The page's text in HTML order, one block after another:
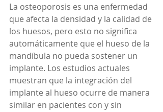
La osteoporosis es una enfermedad
que afecta la densidad y la calidad de
los huesos, pero esto no significa
automáticamente que el hueso de la
mandíbula no pueda sostener un
implante. Los estudios actuales
muestran que la integración del
implante al hueso ocurre de manera
similar en pacientes con y sin